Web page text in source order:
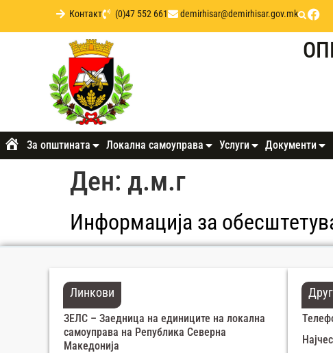
Контакт (0)47 552 661 demirhisar@demirhisar.gov.mk
ПочетнаЗа општината Локална самоуправа Услуги Документи
Ден: д.м.г
Информација за
Линкови
ЗЕЛС – Заедница на единиците на локална
самоуправа на Република Северна
Македонија